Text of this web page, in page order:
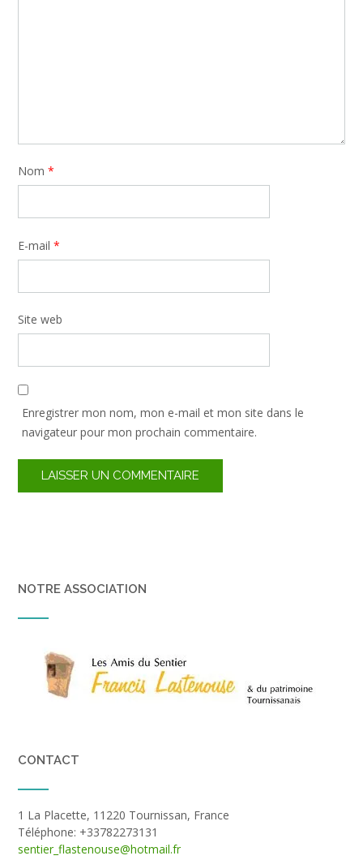
Nom *
E-mail *
Site web
Enregistrer mon nom, mon e-mail et mon site dans le
navigateur pour mon prochain commentaire.
NOTRE ASSOCIATION
CONTACT
1 La Placette, 11220 Tournissan, France
Téléphone: +33782273131
sentier_flastenouse@hotmail.fr